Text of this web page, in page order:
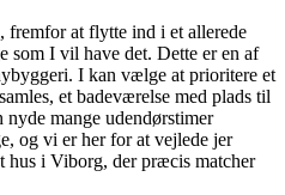
at flytte ind i et allerede
som I vil have det. Dette er en af
I kan vælge at prioritere et
et badeværelse med plads til
mange udendørstimer
og vi er her for at vejlede jer
hus i Viborg, der præcis matcher